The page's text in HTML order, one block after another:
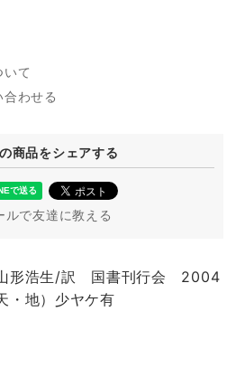
て
わせる
商品をシェアする
ルで友達に教える
形浩生/訳 国書刊行会 2004
地）少ヤケ有